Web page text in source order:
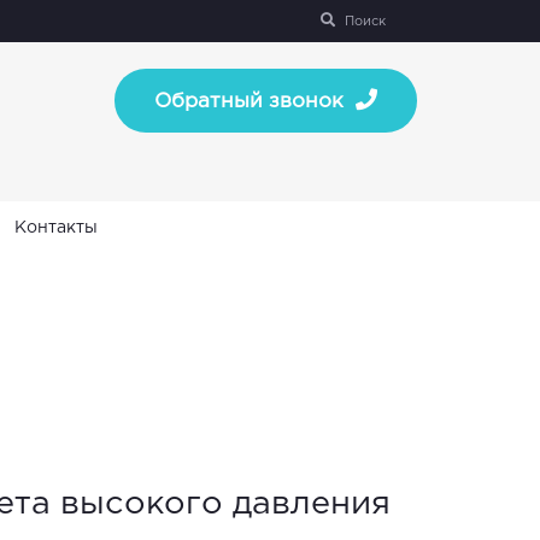
Поиск
Обратный звонок
Контакты
высокого давления